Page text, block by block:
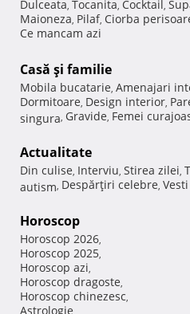
Dulceata, Tocanita, Cocktail,
Maioneza, Pilaf, Ciorba
Ce mancam azi
Casă şi familie
Mobila bucatarie, Amenajari
Dormitoare, Design interior,
singura, Gravide, Femei
Actualitate
Din culise, Interviu, Stirea zilei,
autism, Despărţiri celebre,
Horoscop
Horoscop 2026,
Horoscop 2025,
Horoscop azi,
Horoscop dragoste,
Horoscop chinezesc,
Astrologie